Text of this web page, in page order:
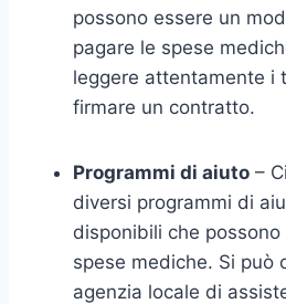
possono essere un
pagare le spese
leggere attentamente i
firmare un contratto.
Programmi di aiuto –
diversi programmi di
disponibili che
spese mediche. Si può
agenzia locale di